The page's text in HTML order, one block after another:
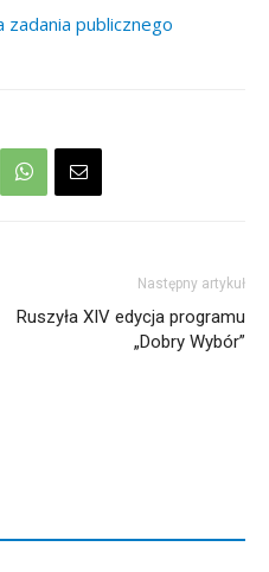
zadania publicznego
Następny artykuł
Ruszyła XIV edycja programu
„Dobry Wybór”